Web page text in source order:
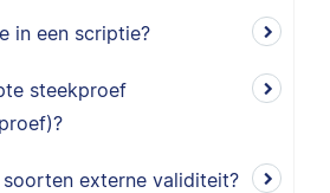
in een scriptie?
steekproef
externe validiteit?